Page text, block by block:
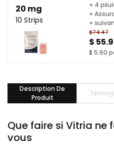
20 mg
10 Strips
$74.47
$
$ 5.60
+ 4
+
+
Description De
Produit
Que faire si Vitria ne
vous